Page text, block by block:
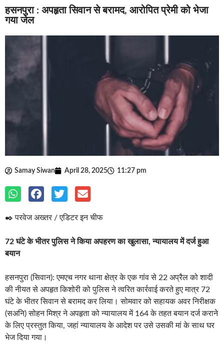
हसनपुरा : अपहृता सिवान से बरामद, आरोपित प्रेमी को भेजा
गया जेल
Samay Siwan April 28, 2025 11:27 pm
✒️ परवेज अख्तर / एडिटर इन चीफ
72 घंटे के भीतर पुलिस ने किया अपहरण का खुलासा, न्यायालय में दर्ज हुआ
बयान
हसनपुरा (सिवान): एमएच नगर थाना क्षेत्र के एक गांव से 22 अप्रैल को शादी
की नीयत से अपहृत किशोरी को पुलिस ने त्वरित कार्रवाई करते हुए मात्र 72
घंटे के भीतर सिवान से बरामद कर लिया। सोमवार को सहायक अवर निरीक्षक
(सअनि) सोहन मिश्र ने अपहृता को न्यायालय में 164 के तहत बयान दर्ज कराने
के लिए प्रस्तुत किया, जहां न्यायालय के आदेश पर उसे उसकी मां के साथ घर
भेज दिया गया।